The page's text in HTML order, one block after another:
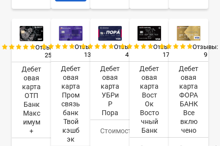
Отзывы:
25
Дебет
овая
карта
ОТП
Банк
Макс
имум
+
Отзывы:
13
Дебет
овая
карта
Пром
связь
банк
Твой
кэшб
эк
Отзывы:
4
Дебет
овая
карта
УБРи
Р
Пора
Стоимость
руб.
Отзывы:
17
Дебет
овая
карта
Вост
Ок
Восто
чный
Банк
Отзывы:
9
Дебет
овая
карта
ФОРА
БАНК
Все
вклю
чено